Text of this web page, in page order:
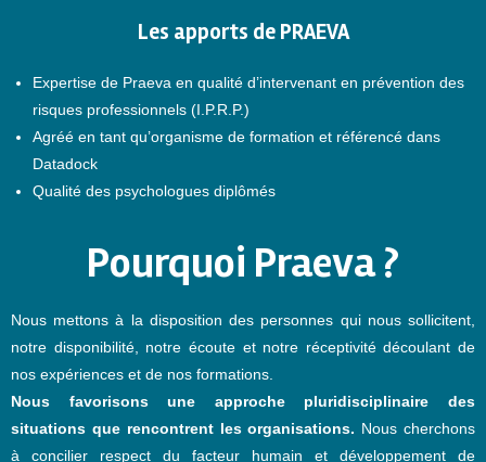
Les apports de PRAEVA
Expertise de Praeva en qualité d’intervenant en prévention des
risques professionnels (I.P.R.P.)
Agréé en tant qu’organisme de formation et référencé dans
Datadock
Qualité des psychologues diplômés
Pourquoi Praeva ?
Nous mettons à la disposition des personnes qui nous sollicitent,
notre disponibilité, notre écoute et notre réceptivité découlant de
nos expériences et de nos formations.
Nous favorisons une approche pluridisciplinaire des
situations que rencontrent les organisations. Nous cherchons
à concilier respect du facteur humain et développement de